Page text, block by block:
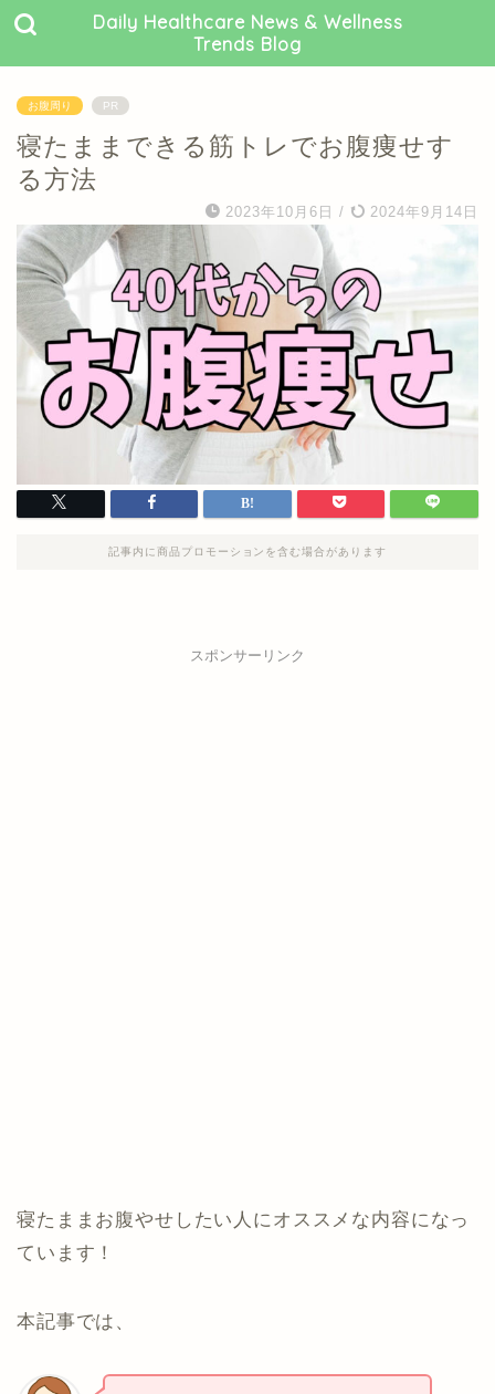
Daily Healthcare News & Wellness
Trends Blog
お腹周り PR
寝たままできる筋トレでお腹痩せす
る方法
2023年10月6日 / 2024年9月14日
記事内に商品プロモーションを含む場合があります
スポンサーリンク
寝たままお腹やせしたい人にオススメな内容になっ
ています！
本記事では、